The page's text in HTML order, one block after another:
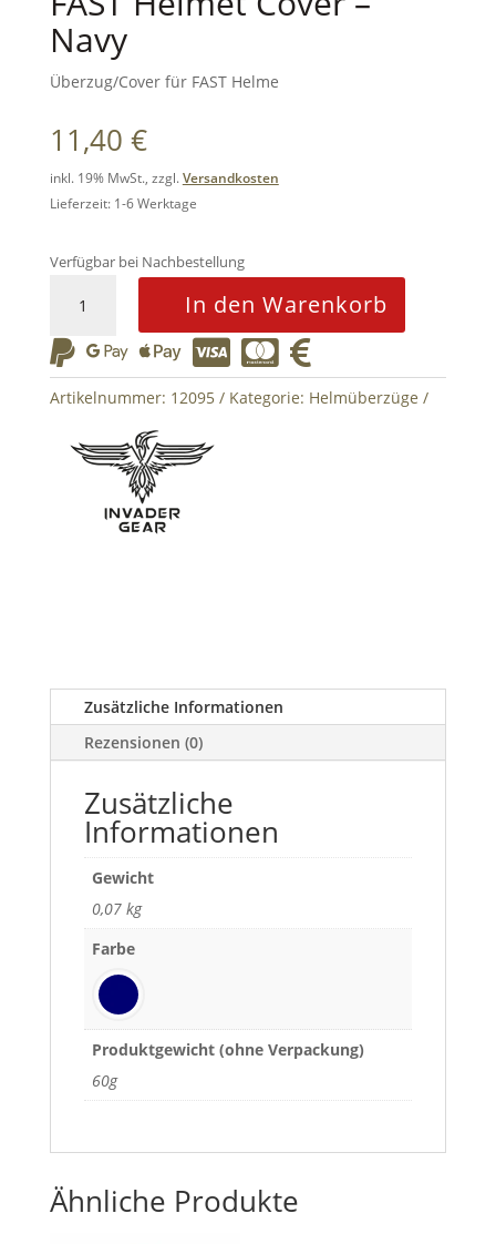
Navy
Überzug/Cover für FAST Helme
11,40 €
inkl. 19% MwSt., zzgl.Versandkosten
Lieferzeit: 1-6 Werktage
Verfügbar bei Nachbestellung
Helmet
Cover
-
Navy
In den Warenkorb
     
Artikelnummer: 12095 Kategorie: Helmüberzüge
Zusätzliche Informationen
Rezensionen (0)
Zusätzliche
Informationen
Gewicht
0,07 kg
Farbe
Produktgewicht (ohne Verpackung)
60g
Ähnliche Produkte